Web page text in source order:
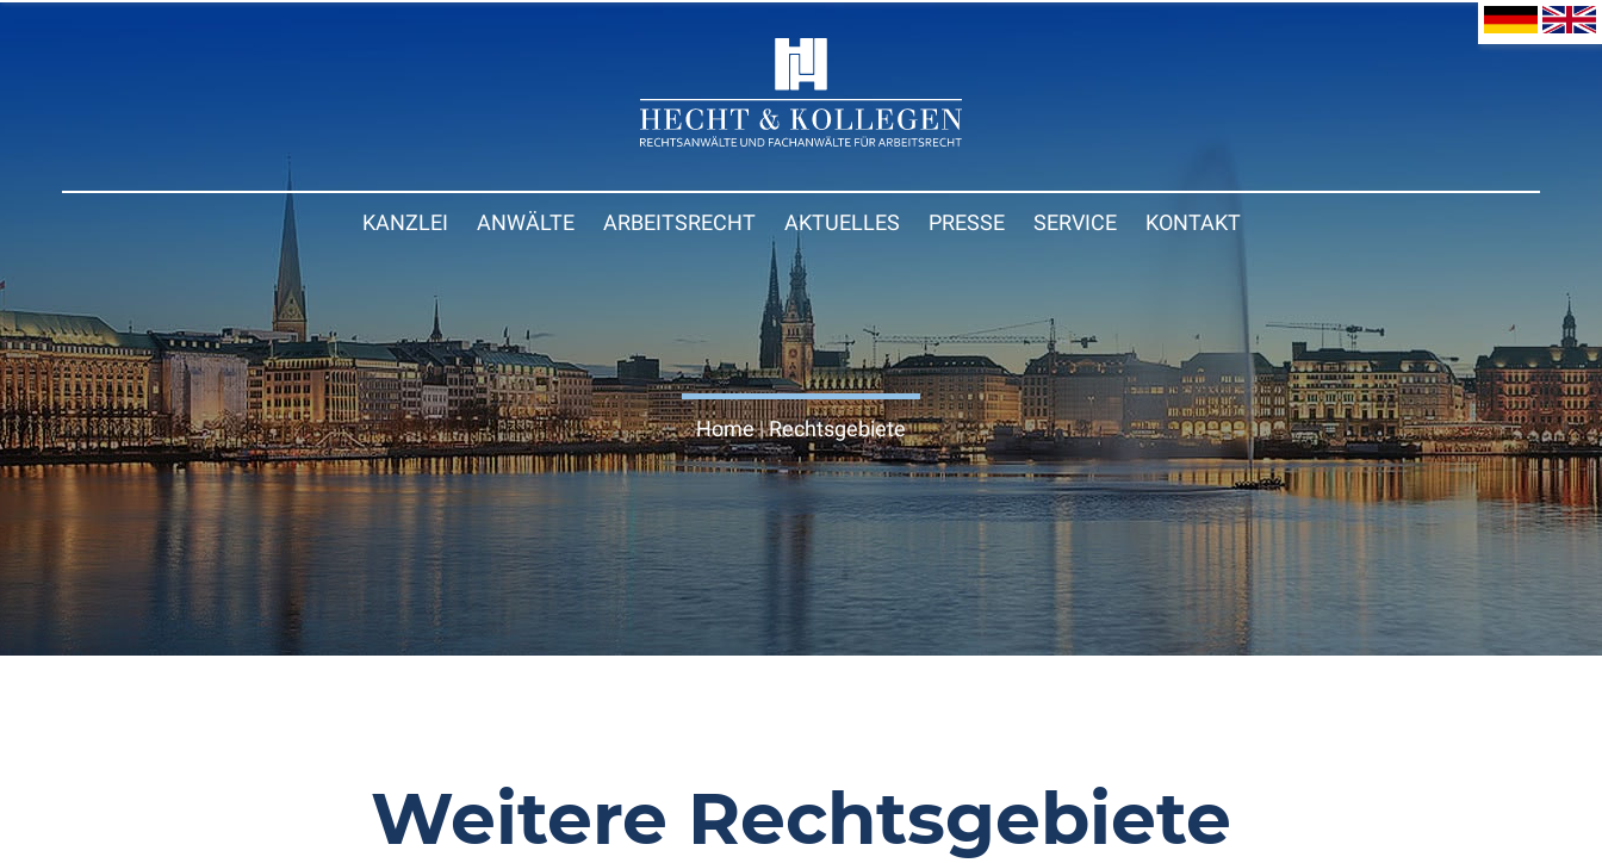
KANZLEI ANWÄLTE ARBEITSRECHT AKTUELLES PRESSE SERVICE KONTAKT
Home|Rechtsgebiete
Weitere Rechtsgebiete